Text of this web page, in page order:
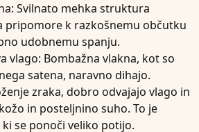
: Svilnato mehka struktura
pripomore k razkošnemu občutku
udobnemu spanju.
vlago: Bombažna vlakna, kot so
satena, naravno dihajo.
zraka, dobro odvajajo vlago in
in posteljnino suho. To je
se ponoči veliko potijo.